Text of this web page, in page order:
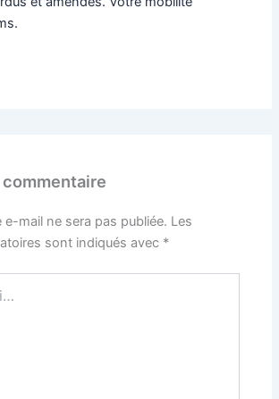
e-mail ne sera pas publiée. Les
sont indiqués avec *